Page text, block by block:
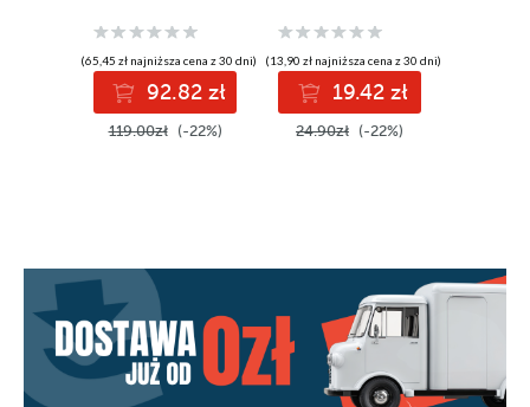
(65,45 zł najniższa cena z 30 dni)
92.82 zł
119.00zł (-22%)
(13,90 zł najniższa cena z 30 dni)
19.42 zł
24.90zł (-22%)